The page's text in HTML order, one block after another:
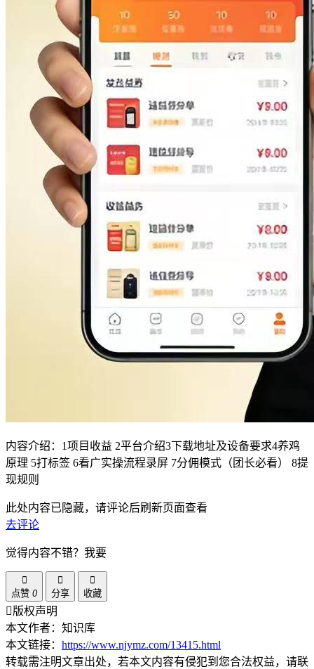
内容介绍：1项目收益 2平台介绍3下载地址及设备要求4养鸡
原理 5打标签 6看广实操流程录屏 7分佣模式（团长必看） 8提
现规则
此处内容已隐藏，请评论后刷新页面查看
去评论
觉得内容不错？我要
点赞 0 分享 收藏
版权声明
本文作者：知识库
本文链接： https://www.njymz.com/13415.html
转载需注明文章出处，若本文内容有侵犯到您合法权益，请联